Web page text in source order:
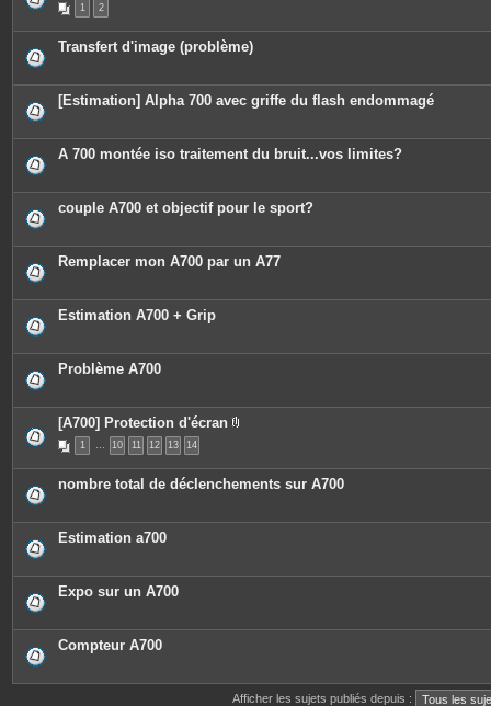
1 2
Transfert d'image (problème)
[Estimation] Alpha 700 avec griffe du flash endommagé
A 700 montée iso traitement du bruit...vos limites?
couple A700 et objectif pour le sport?
Remplacer mon A700 par un A77
Estimation A700 + Grip
Problème A700
[A700] Protection d'écran
c
e
o
e
1 … 10 11 12 13 14
nombre total de déclenchements sur A700
Estimation a700
Expo sur un A700
Compteur A700
Afficher les sujets publiés depuis :